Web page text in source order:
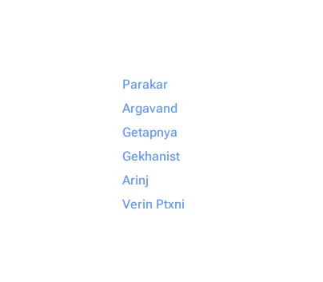
Parakar
Argavand
Getapnya
Gekhanist
Arinj
Verin Ptxni